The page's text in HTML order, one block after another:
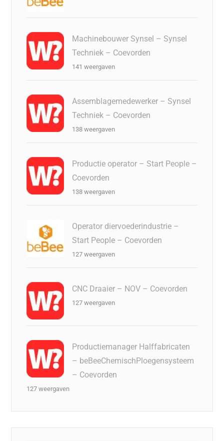
Machinebouwer Synsel – Synsel
Techniek – Coevorden
141 weergaven
Assemblagemedewerker – Synsel
Techniek – Coevorden
138 weergaven
Productie operator – Start People –
Coevorden
138 weergaven
Operator diervoederindustrie –
Start People – Coevorden
127 weergaven
CNC Draaier – NOV – Coevorden
127 weergaven
Productiemanager Halffabricaten
– beBeeChemischPloegensysteem
– Coevorden
127 weergaven